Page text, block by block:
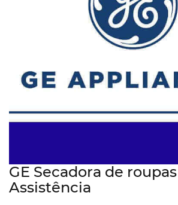
GE Secadora de roupas
Assistência